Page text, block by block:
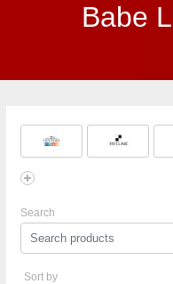
Babe
Search
Sort by